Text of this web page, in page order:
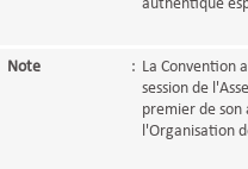
authentique
Note : La Convention
session de
premier de son
l'Organisation